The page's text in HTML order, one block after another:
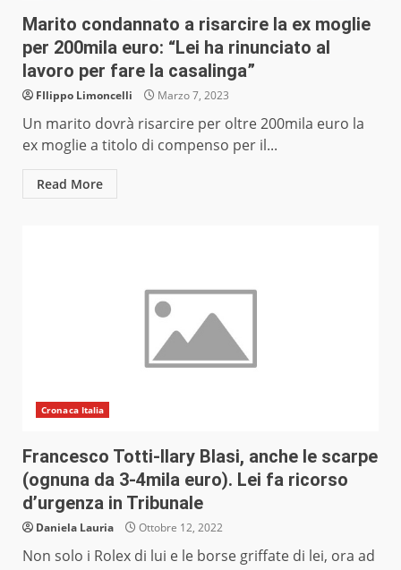
Marito condannato a risarcire la ex moglie
per 200mila euro: “Lei ha rinunciato al
lavoro per fare la casalinga”
FIlippo Limoncelli Marzo 7, 2023
Un marito dovrà risarcire per oltre 200mila euro la
ex moglie a titolo di compenso per il...
Read More
Cronaca Italia
Francesco Totti-Ilary Blasi, anche le scarpe
(ognuna da 3-4mila euro). Lei fa ricorso
d’urgenza in Tribunale
Daniela Lauria Ottobre 12, 2022
Non solo i Rolex di lui e le borse griffate di lei, ora ad